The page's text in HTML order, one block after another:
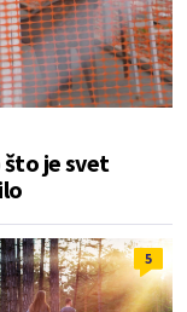
što je svet
5